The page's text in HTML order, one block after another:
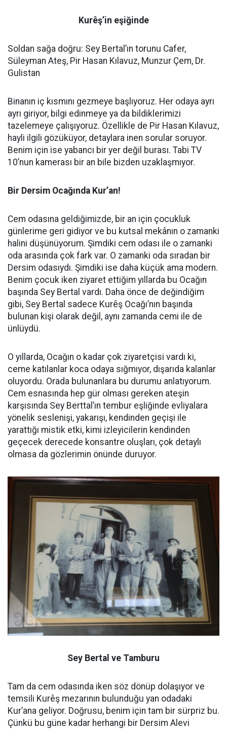
Kurêş’in eşiğinde
Soldan sağa doğru: Sey Bertal’ın torunu Cafer,
Süleyman Ateş, Pir Hasan Kılavuz, Munzur Çem, Dr.
Gulistan
Binanın iç kısmını gezmeye başlıyoruz. Her odaya ayrı
ayrı giriyor, bilgi edinmeye ya da bildiklerimizi
tazelemeye çalışıyoruz. Özellikle de Pir Hasan Kılavuz,
hayli ilgili gözüküyor, detaylara inen sorular soruyor.
Benim için ise yabancı bir yer değil burası. Tabi TV
10’nun kamerası bir an bile bizden uzaklaşmıyor.
Bir Dersim Ocağında Kur’an!
Cem odasına geldiğimizde, bir an için çocukluk
günlerime geri gidiyor ve bu kutsal mekânın o zamanki
halini düşünüyorum. Şimdiki cem odası ile o zamanki
oda arasında çok fark var. O zamanki oda sıradan bir
Dersim odasıydı. Şimdiki ise daha küçük ama modern.
Benim çocuk iken ziyaret ettiğim yıllarda bu Ocağın
başında Sey Bertal vardı. Daha önce de değindiğim
gibi, Sey Bertal sadece Kurêş Ocağı’nın başında
bulunan kişi olarak değil, aynı zamanda cemi ile de
ünlüydü.
O yıllarda, Ocağın o kadar çok ziyaretçisi vardı ki,
ceme katılanlar koca odaya sığmıyor, dışarıda kalanlar
oluyordu. Orada bulunanlara bu durumu anlatıyorum.
Cem esnasında hep gür olması gereken ateşin
karşısında Sey Berttal’ın tembur eşliğinde evliyalara
yönelik seslenişi, yakarışı, kendinden geçişi ile
yarattığı mistik etki, kimi izleyicilerin kendinden
geçecek derecede konsantre oluşları, çok detaylı
olmasa da gözlerimin önünde duruyor.
Sey Bertal ve Tamburu
Tam da cem odasında iken söz dönüp dolaşıyor ve
temsili Kurêş mezarının bulunduğu yan odadaki
Kur’ana geliyor. Doğrusu, benim için tam bir sürpriz bu.
Çünkü bu güne kadar herhangi bir Dersim Alevi